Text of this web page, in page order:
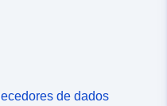
de dados